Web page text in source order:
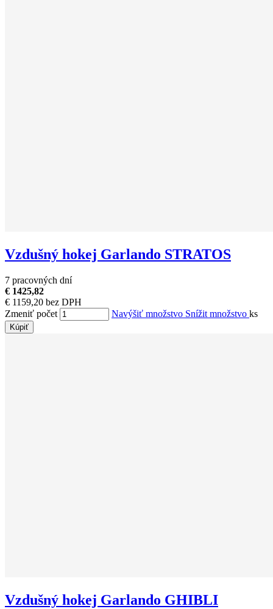
Vzdušný hokej Garlando STRATOS
7 pracovných dní
€ 1425,82
€ 1159,20 bez DPH
Zmeniť počet
Navýšiť množstvo Snížit množstvo ks
Kúpiť
Vzdušný hokej Garlando GHIBLI